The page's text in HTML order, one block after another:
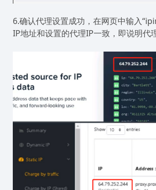
6.确认代理设置成功，在网页中输入
IP地址和设置的代理IP一致，即说明代